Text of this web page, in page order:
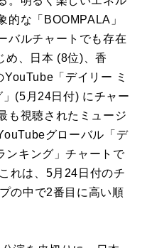
的な「BOOMPALA」
バルチャート でも存在
め、日本 (8位)、香
YouTube「デイリー ミ
」(5 月24日付) にチャー
も視聴されたミュージ
グローバル「デ
ンキング」チャート で
れは、 5月24日付のチ
の中 で2番目に高い順